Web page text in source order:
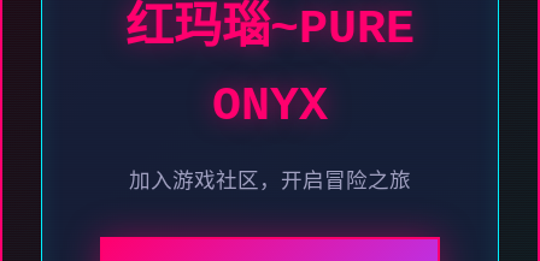
红玛瑙~PURE
ONYX
加入游戏社区，开启冒险之旅